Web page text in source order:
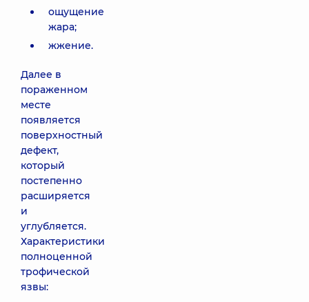
ощущение
жара;
жжение.
Далее в
пораженном
месте
появляется
поверхностный
дефект,
который
постепенно
расширяется
и
углубляется.
Характеристики
полноценной
трофической
язвы: